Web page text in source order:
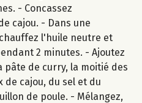
- Concassez
cajou. - Dans une
l'huile neutre et
2 minutes. - Ajoutez
pâte de curry, la moitié des
de cajou, du sel et du
de poule. - Mélangez,